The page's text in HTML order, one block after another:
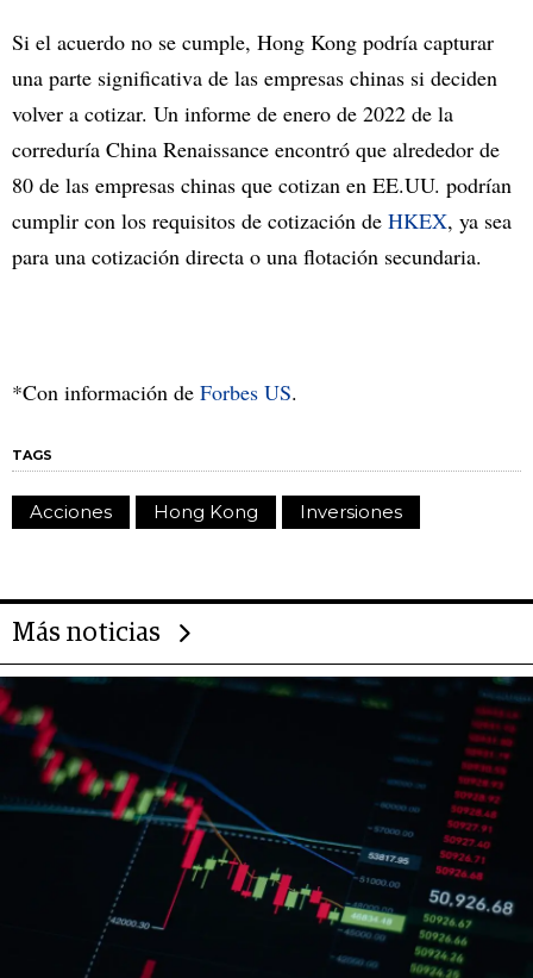
Si el acuerdo no se cumple, Hong Kong podría capturar
una parte significativa de las empresas chinas si deciden
volver a cotizar. Un informe de enero de 2022 de la
correduría China Renaissance encontró que alrededor de
80 de las empresas chinas que cotizan en EE.UU. podrían
cumplir con los requisitos de cotización de HKEX, ya sea
para una cotización directa o una flotación secundaria.
*Con información de Forbes US.
TAGS
Acciones Hong Kong Inversiones
Más noticias